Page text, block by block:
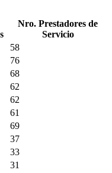
Nro. Prestadores de
Servicio
58
76
68
62
62
61
69
37
33
31